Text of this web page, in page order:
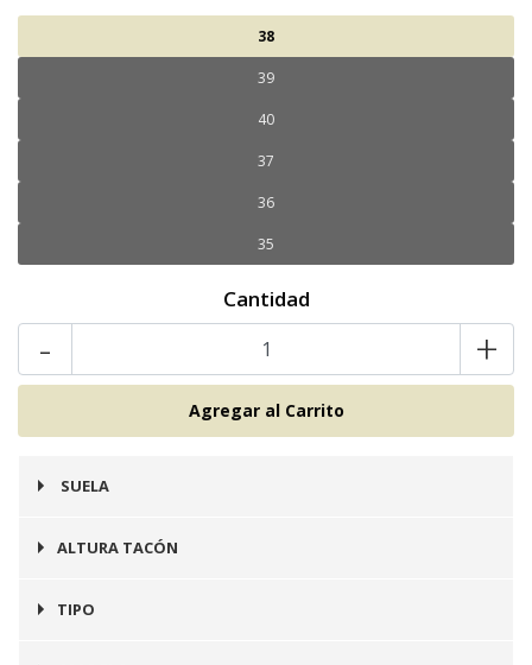
38
39
40
37
36
35
Cantidad
- +
SUELA
Goma
ALTURA TACÓN
3 cms
TIPO